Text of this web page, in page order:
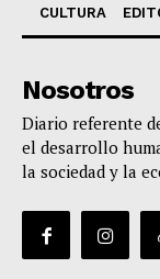
CULTURA
Nosotros
Diario referente
el desarrollo
la sociedad y la